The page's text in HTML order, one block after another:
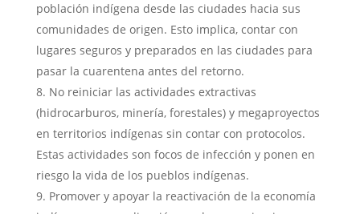
población indígena desde las ciudades hacia sus
comunidades de origen. Esto implica, contar con
lugares seguros y preparados en las ciudades para
pasar la cuarentena antes del retorno.
No reiniciar las actividades extractivas
(hidrocarburos, minería, forestales) y megaproyectos
en territorios indígenas sin contar con protocolos.
Estas actividades son focos de infección y ponen en
riesgo la vida de los pueblos indígenas.
Promover y apoyar la reactivación de la economía